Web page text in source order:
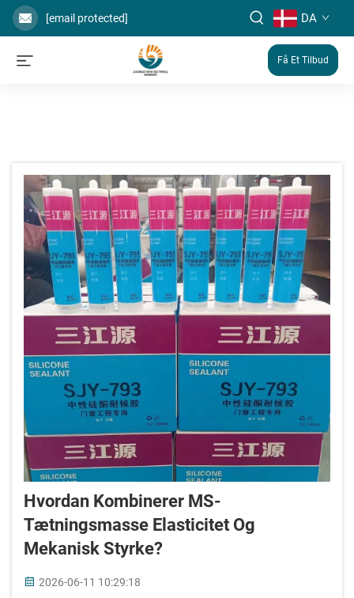
[email protected] DA
Få Et Tilbud
Hvordan Kombinerer MS-
Tætningsmasse Elasticitet Og
Mekanisk Styrke?
2026-06-11 10:29:18